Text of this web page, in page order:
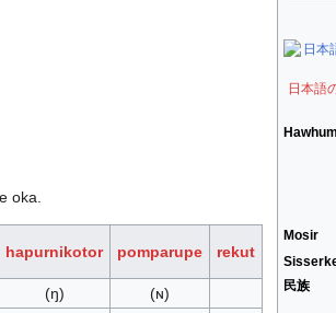
日本語
Hawhum
Mosir
民族
oka.
hapurnikotor pomparupe rekut
(ŋ)
(ɴ)